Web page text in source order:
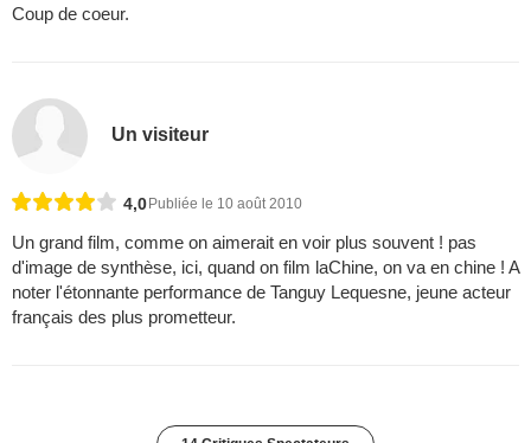
Coup de coeur.
Un visiteur
4,0 Publiée le 10 août 2010
Un grand film, comme on aimerait en voir plus souvent ! pas
d'image de synthèse, ici, quand on film laChine, on va en chine ! A
noter l'étonnante performance de Tanguy Lequesne, jeune acteur
français des plus prometteur.